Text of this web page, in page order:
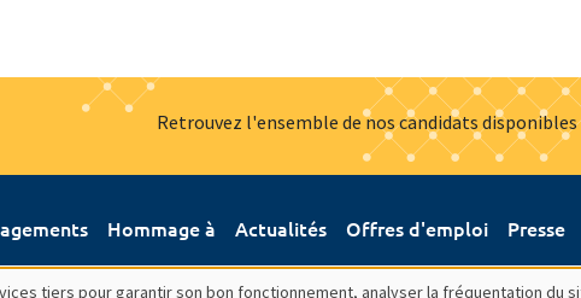
Retrouvez l'ensemble de nos candidats
Hommage à Actualités Offres d'emploi Presse
tiers pour garantir son bon fonctionnement, analyser la fréquentation du